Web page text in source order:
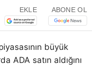
EKLE ABONE OL
büyük
ADA satın aldığını